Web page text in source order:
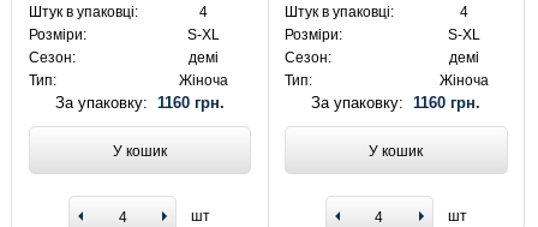
Штук в упаковці:
4
Розміри:
S-XL
Сезон:
демі
Тип:
Жіноча
За упаковку: 1160 грн.
У кошик
шт
Штук в упаковці:
4
Розміри:
S-XL
Сезон:
демі
Тип:
Жіноча
За упаковку:1160 грн.
У кошик
шт